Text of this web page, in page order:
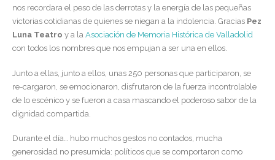
nos recordara el peso de las derrotas y la energía de las pequeñas
victorias cotidianas de quienes se niegan a la indolencia. Gracias Pez
Luna Teatro y a la Asociación de Memoria Histórica de Valladolid
con todos los nombres que nos empujan a ser una en ellos.
Junto a ellas, junto a ellos, unas 250 personas que participaron, se
re-cargaron, se emocionaron, disfrutaron de la fuerza incontrolable
de lo escénico y se fueron a casa mascando el poderoso sabor de la
dignidad compartida.
Durante el día… hubo muchos gestos no contados, mucha
generosidad no presumida: políticos que se comportaron como